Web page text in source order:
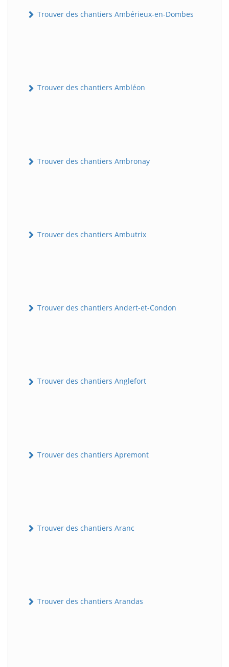
Trouver des chantiers Ambérieux-en-Dombes
Trouver des chantiers Ambléon
Trouver des chantiers Ambronay
Trouver des chantiers Ambutrix
Trouver des chantiers Andert-et-Condon
Trouver des chantiers Anglefort
Trouver des chantiers Apremont
Trouver des chantiers Aranc
Trouver des chantiers Arandas